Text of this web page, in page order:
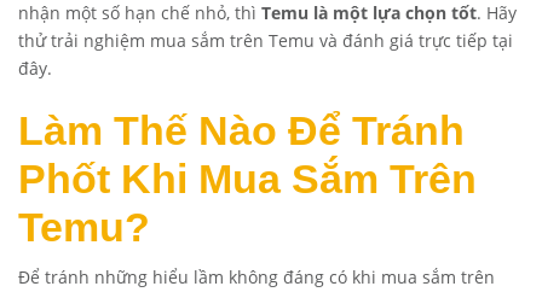
nhận một số hạn chế nhỏ, thì Temu là một lựa chọn tốt. Hãy
thử trải nghiệm mua sắm trên Temu và đánh giá trực tiếp tại
đây.
Làm Thế Nào Để Tránh
Phốt Khi Mua Sắm Trên
Temu?
Để tránh những hiểu lầm không đáng có khi mua sắm trên